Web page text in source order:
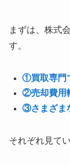
まずは、株式
す。
①買取専門
②売却費用
③さまざま
それぞれ見て